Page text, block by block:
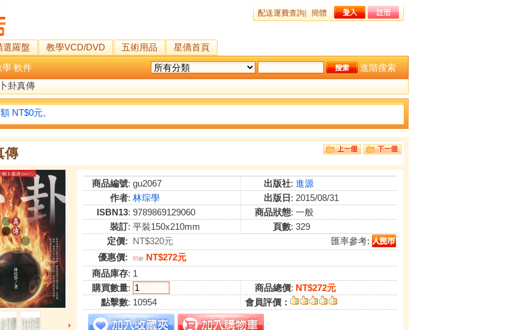
配送運費查詢 簡體
選羅盤 教學VCD/DVD 五術用品
星僑首頁
學 軟件
進階搜索
卜卦真傳
NT$0元。
傳
商品編號: gu2067 出版社: 進源
作者: 林琮學 出版日 : 2015/08/31
ISBN13: 9789869129060 商品狀態: 一般
裝訂: 平裝150x210mm 頁數: 329
定價: NT$320元
匯率參考:
優惠價:
85折 NT$272元
商品庫存: 1
購買數量: 商品總價: NT$272元
點擊數: 10954 會員評價：